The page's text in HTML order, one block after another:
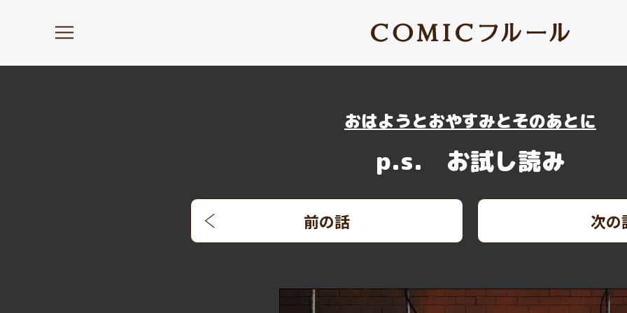
おはようとおやすみとそのあとに
p.s. お試し読み
前の話 次の